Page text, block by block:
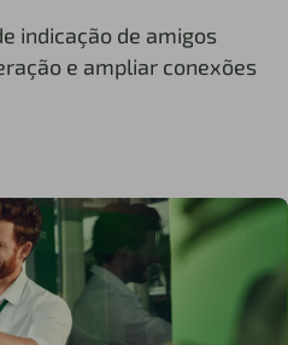
indicação de amigos
e ampliar conexões